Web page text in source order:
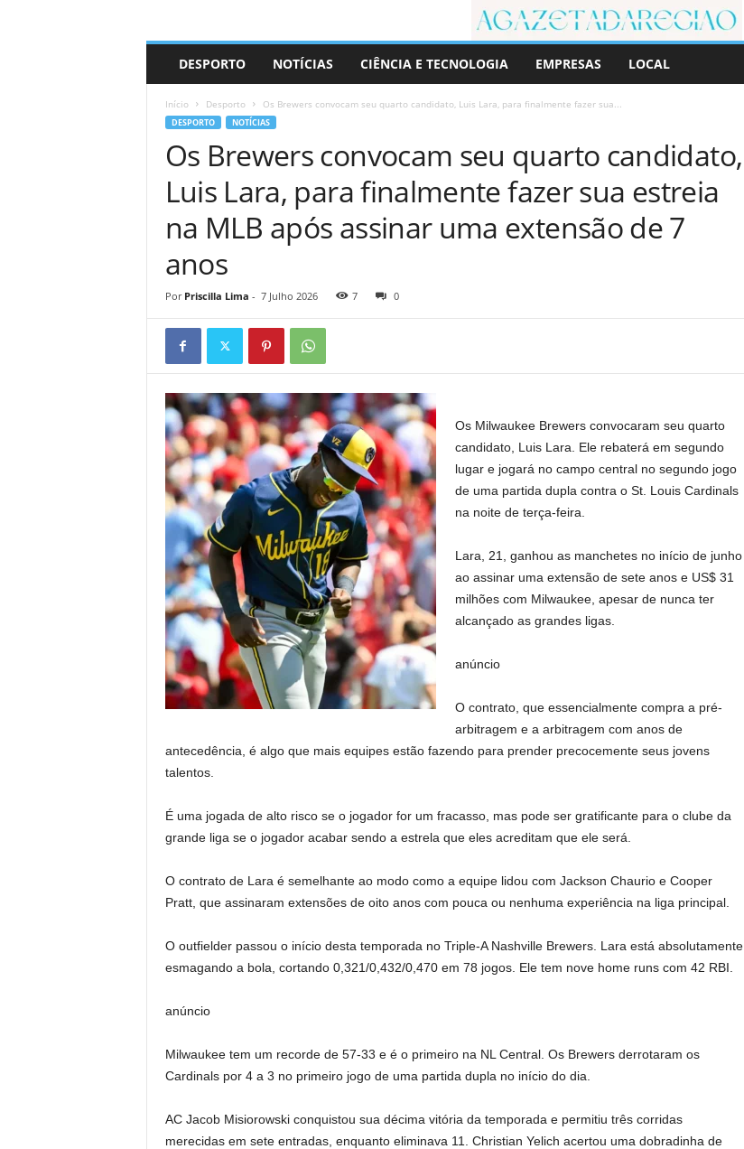
r
DESPORTO NOTÍCIAS CIÊNCIA E TECNOLOGIA EMPRESAS LOCAL
Início Desporto Os Brewers convocam seu quarto candidato, Luis Lara, para finalmente fazer sua...
DESPORTO NOTÍCIAS
Os Brewers convocam seu quarto candidato,
Luis Lara, para finalmente fazer sua estreia
na MLB após assinar uma extensão de 7
anos
Por Priscilla Lima - 7 Julho 2026 7 0
Os Milwaukee Brewers convocaram seu quarto
candidato, Luis Lara. Ele rebaterá em segundo
lugar e jogará no campo central no segundo jogo
de uma partida dupla contra o St. Louis Cardinals
na noite de terça-feira.
Lara, 21, ganhou as manchetes no início de junho
ao assinar uma extensão de sete anos e US$ 31
milhões com Milwaukee, apesar de nunca ter
alcançado as grandes ligas.
anúncio
O contrato, que essencialmente compra a pré-
arbitragem e a arbitragem com anos de
antecedência, é algo que mais equipes estão fazendo para prender precocemente seus jovens
talentos.
É uma jogada de alto risco se o jogador for um fracasso, mas pode ser gratificante para o clube da
grande liga se o jogador acabar sendo a estrela que eles acreditam que ele será.
O contrato de Lara é semelhante ao modo como a equipe lidou com Jackson Chaurio e Cooper
Pratt, que assinaram extensões de oito anos com pouca ou nenhuma experiência na liga principal.
O outfielder passou o início desta temporada no Triple-A Nashville Brewers. Lara está absolutamente
esmagando a bola, cortando 0,321/0,432/0,470 em 78 jogos. Ele tem nove home runs com 42 RBI.
anúncio
Milwaukee tem um recorde de 57-33 e é o primeiro na NL Central. Os Brewers derrotaram os
Cardinals por 4 a 3 no primeiro jogo de uma partida dupla no início do dia.
AC Jacob Misiorowski conquistou sua décima vitória da temporada e permitiu três corridas
merecidas em sete entradas, enquanto eliminava 11. Christian Yelich acertou uma dobradinha de